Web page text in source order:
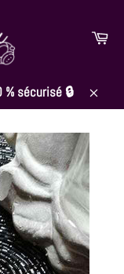
sécurisé 🔒
Close